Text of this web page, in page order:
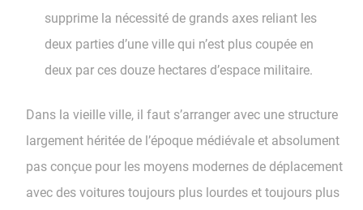
supprime la nécessité de grands axes reliant les
deux parties d’une ville qui n’est plus coupée en
deux par ces douze hectares d’espace militaire.
Dans la vieille ville, il faut s’arranger avec une structure
largement héritée de l’époque médiévale et absolument
pas conçue pour les moyens modernes de déplacement
avec des voitures toujours plus lourdes et toujours plus